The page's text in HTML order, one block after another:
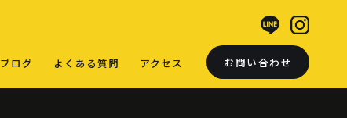
ブログ よくある質問 アクセス お問い合わせ